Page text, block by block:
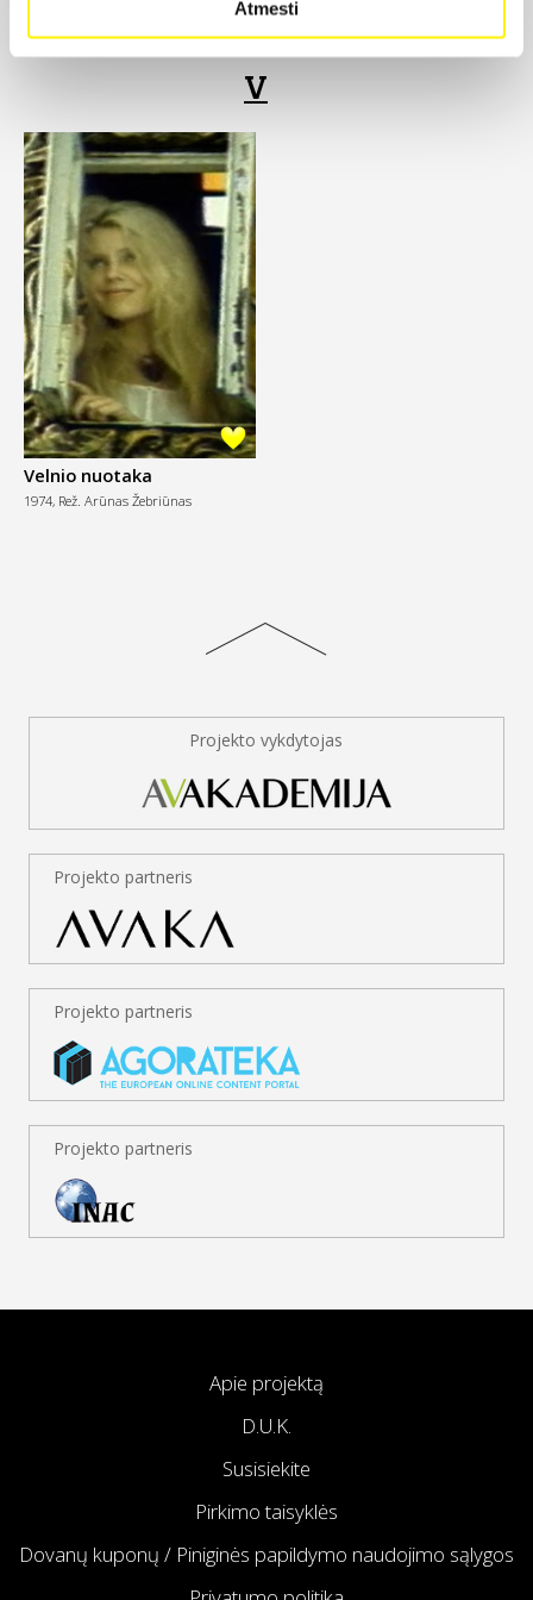
Atmesti
V
Velnio nuotaka
1974, Rež. Arūnas Žebriūnas
Projekto vykdytojas
Projekto partneris
Projekto partneris
Projekto partneris
Apie projektą
D.U.K.
Susisiekite
Pirkimo taisyklės
Dovanų kuponų / Piniginės papildymo naudojimo sąlygos